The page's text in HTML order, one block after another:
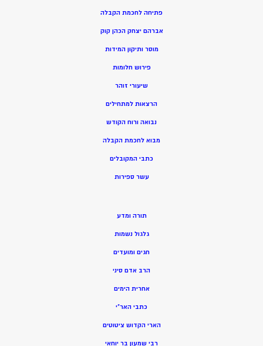
פתיחה לחכמת הקבלה
אברהם יצחק הכהן קוק
מוסר ותיקון המידות
פירוש חלומות
שיעורי זוהר
הרצאות למתחילים
נבואה ורוח הקודש
מבוא לחכמת הקבלה
כתבי המקובלים
עשר ספירות
תורה ומדע
גלגול נשמות
חגים ומועדים
הרב אדם סיני
אחרית הימים
כתבי האר”י
הארי הקדוש ציטוטים
רבי שמעון בר יוחאי